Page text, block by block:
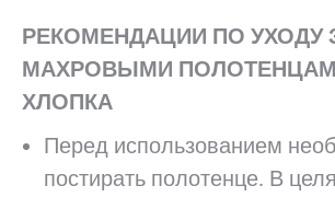
РЕКОМЕНДАЦИИ ПО УХОДУ
МАХРОВЫМИ
ХЛОПКА
Перед использованием
постирать полотенце. В